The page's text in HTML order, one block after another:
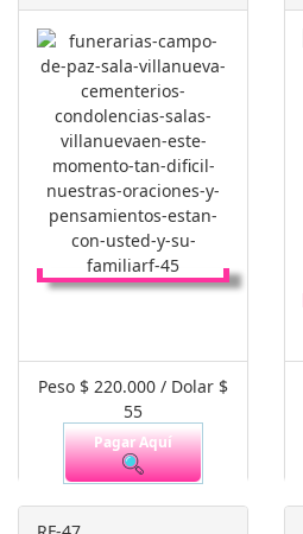
Peso $ 220.000 / Dolar $
55
Pagar Aquí